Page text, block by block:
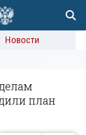
Новости
план